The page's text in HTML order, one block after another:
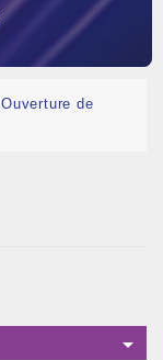
Ouverture de
